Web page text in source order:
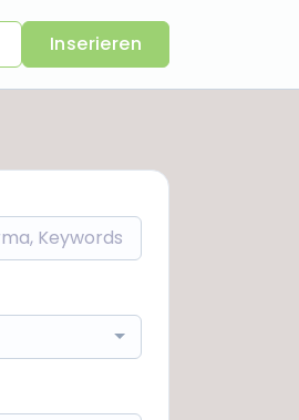
Inserieren